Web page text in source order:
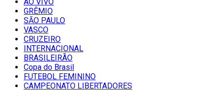
GRÊMIO
SĀO PAULO
VASCO
CRUZEIRO
INTERNACIONAL
BRASILEIRÃO
Copa do Brasil
FUTEBOL FEMININO
CAMPEONATO LIBERTADORES